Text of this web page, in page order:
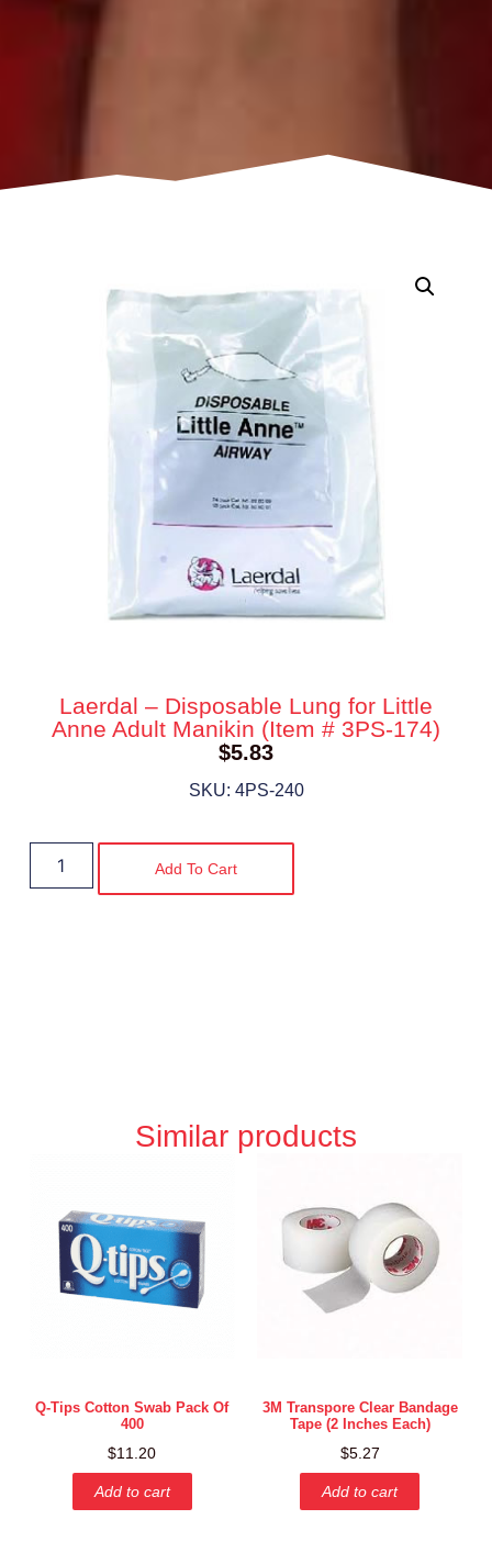
Laerdal – Disposable Lung for Little
Anne Adult Manikin (Item # 3PS-174)
$5.83
SKU: 4PS-240
Add To Cart
Similar products
Q-Tips Cotton Swab Pack Of
400
$11.20
Add to cart
3M Transpore Clear Bandage
Tape (2 Inches Each)
$5.27
Add to cart